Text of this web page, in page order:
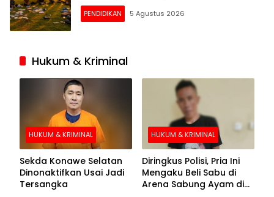
PENDIDIKAN 5 Agustus 2026
Hukum & Kriminal
HUKUM & KRIMINAL
Sekda Konawe Selatan
Dinonaktifkan Usai Jadi
Tersangka
HUKUM & KRIMINAL
Diringkus Polisi, Pria Ini
Mengaku Beli Sabu di
Arena Sabung Ayam di